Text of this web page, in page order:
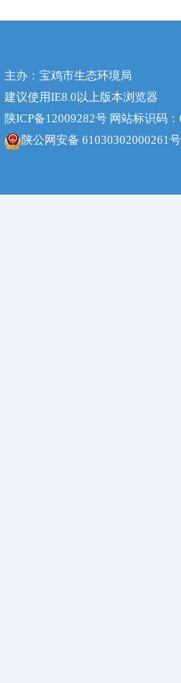
主办：宝鸡市生态环境局
建议使用IE8.0以上版本浏览器
陕ICP备12009282号 网站标识码
陕公网安备 61030302000261号